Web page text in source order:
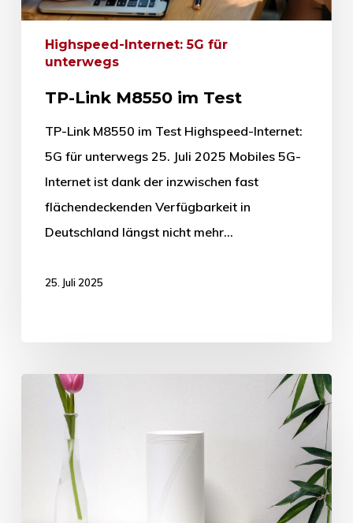
Highspeed-Internet: 5G für
unterwegs
TP-Link M8550 im Test
TP-Link M8550 im Test Highspeed-Internet:
5G für unterwegs 25. Juli 2025 Mobiles 5G-
Internet ist dank der inzwischen fast
flächendeckenden Verfügbarkeit in
Deutschland längst nicht mehr…
25. Juli 2025